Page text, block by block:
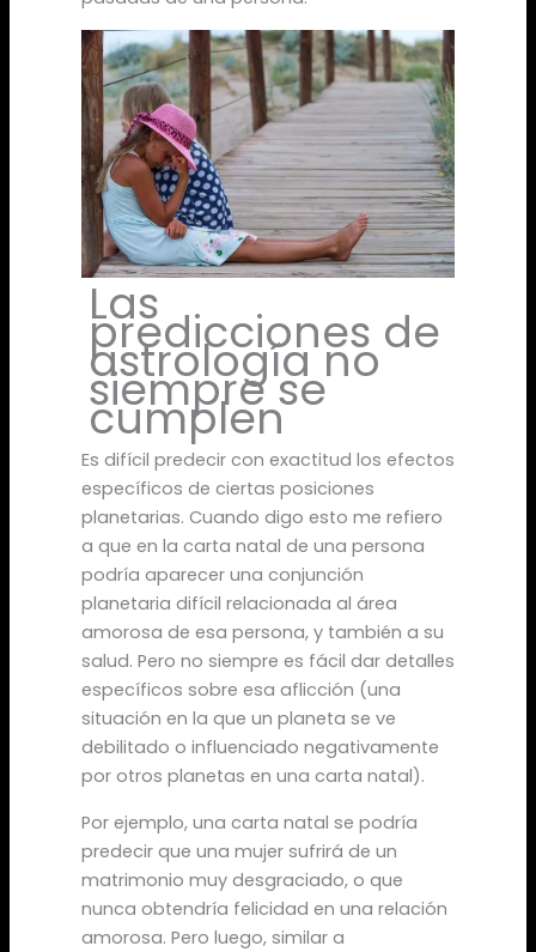
Las
predicciones de
astrología no
siempre se
cumplen
Es difícil predecir con exactitud los efectos
específicos de ciertas posiciones
planetarias. Cuando digo esto me refiero
a que en la carta natal de una persona
podría aparecer una conjunción
planetaria difícil relacionada al área
amorosa de esa persona, y también a su
salud. Pero no siempre es fácil dar detalles
específicos sobre esa aflicción (una
situación en la que un planeta se ve
debilitado o influenciado negativamente
por otros planetas en una carta natal).
Por ejemplo, una carta natal se podría
predecir que una mujer sufrirá de un
matrimonio muy desgraciado, o que
nunca obtendría felicidad en una relación
amorosa. Pero luego, similar a